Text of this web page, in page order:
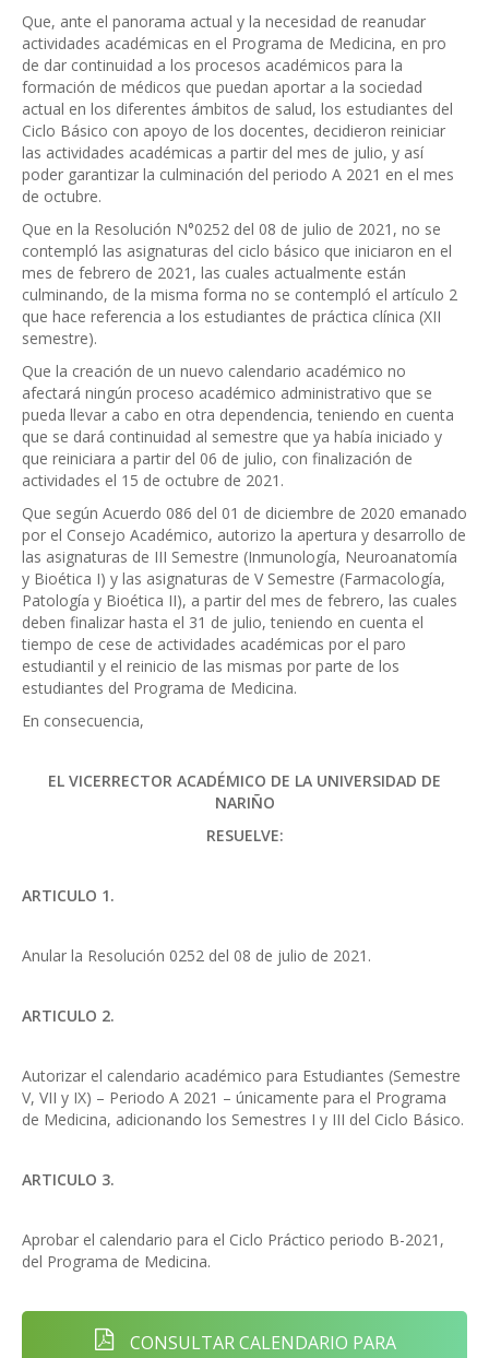
Que, ante el panorama actual y la necesidad de reanudar
actividades académicas en el Programa de Medicina, en pro
de dar continuidad a los procesos académicos para la
formación de médicos que puedan aportar a la sociedad
actual en los diferentes ámbitos de salud, los estudiantes del
Ciclo Básico con apoyo de los docentes, decidieron reiniciar
las actividades académicas a partir del mes de julio, y así
poder garantizar la culminación del periodo A 2021 en el mes
de octubre.
Que en la Resolución N°0252 del 08 de julio de 2021, no se
contempló las asignaturas del ciclo básico que iniciaron en el
mes de febrero de 2021, las cuales actualmente están
culminando, de la misma forma no se contempló el artículo 2
que hace referencia a los estudiantes de práctica clínica (XII
semestre).
Que la creación de un nuevo calendario académico no
afectará ningún proceso académico administrativo que se
pueda llevar a cabo en otra dependencia, teniendo en cuenta
que se dará continuidad al semestre que ya había iniciado y
que reiniciara a partir del 06 de julio, con finalización de
actividades el 15 de octubre de 2021.
Que según Acuerdo 086 del 01 de diciembre de 2020 emanado
por el Consejo Académico, autorizo la apertura y desarrollo de
las asignaturas de III Semestre (Inmunología, Neuroanatomía
y Bioética I) y las asignaturas de V Semestre (Farmacología,
Patología y Bioética II), a partir del mes de febrero, las cuales
deben finalizar hasta el 31 de julio, teniendo en cuenta el
tiempo de cese de actividades académicas por el paro
estudiantil y el reinicio de las mismas por parte de los
estudiantes del Programa de Medicina.
En consecuencia,
EL VICERRECTOR ACADÉMICO DE LA UNIVERSIDAD DE
NARIÑO
RESUELVE:
ARTICULO 1.
Anular la Resolución 0252 del 08 de julio de 2021.
ARTICULO 2.
Autorizar el calendario académico para Estudiantes (Semestre
V, VII y IX) – Periodo A 2021 – únicamente para el Programa
de Medicina, adicionando los Semestres I y III del Ciclo Básico.
ARTICULO 3.
Aprobar el calendario para el Ciclo Práctico periodo B-2021,
del Programa de Medicina.
CONSULTAR CALENDARIO PARA